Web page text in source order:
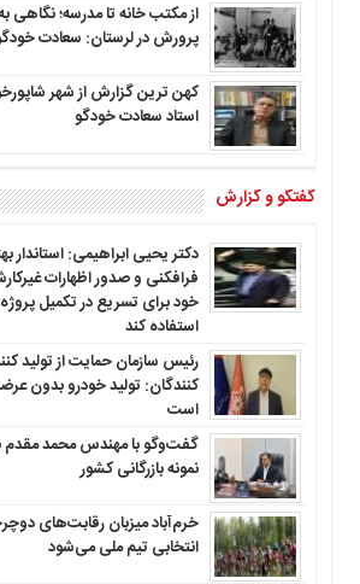
از مکتب خانه تا مدرسه؛ نگاهی
پرورش در لرستان: سعادت
کهن ترین گزارش از شهر
استاد سعادت خودگو
گفتگو و گزارش
دکتر یحیی ابراهیمی: استاندار
فرافکنی و صدور اظهارات
خود برای تسریع در تکمیل
استفاده کند
رئیس سازمان حمایت از تولید
کنندگان: تولید خودرو بدون
است
گفت‌وگو با مهندس محمد مقدم
نمونه بازرگانی کشور
خرم‌آباد میزبان رقابت‌های
انتخابی تیم ملی می‌شود